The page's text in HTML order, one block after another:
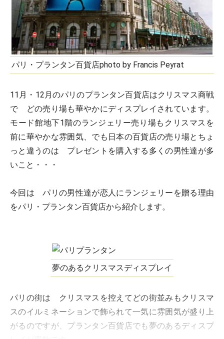
パリ・プランタン百貨店photo by Francis Peyrat
11月・12月のパリのプランタン百貨店はクリスマス商戦
で どの売り場も華やかにディスプレイされています。
モード館地下1階のランジェリー売り場もクリスマスを
前に華やかな雰囲気、でも日本の百貨店の売り場とちょ
っと違うのは プレゼントを購入する多くの男性達が多
いこと・・・
今回は パリの男性達が恋人にランジェリーを贈る理由
をパリ・プランタン百貨店から紹介します。
夢のあるクリスマスディスプレイ
パリの街は クリスマスを控えてどの街並みもクリスマ
スのイルミネーションで飾られて一気に雰囲気が盛り上
がるのですが、プランタン百貨店でも夢のあるディスプ